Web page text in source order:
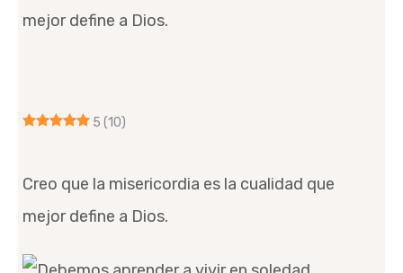
5 (10)
Creo que la misericordia es la cualidad que
mejor define a Dios.